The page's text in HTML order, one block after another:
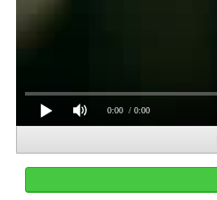
0:00 / 0:00